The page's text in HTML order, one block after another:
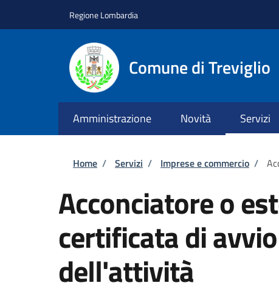
Regione Lombardia
Comune di Treviglio
Amministrazione Novità Servizi
Briciole di pane
Home / Servizi / Imprese e commercio /
Acconciatore o
certificata di
dell'attività